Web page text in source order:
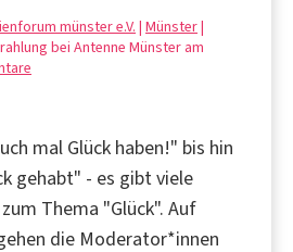
münster e.V. | Münster|
bei Antenne Münster am
mal Glück haben!" bis hin
gehabt" - es gibt viele
Thema "Glück". Auf
die Moderator*innen